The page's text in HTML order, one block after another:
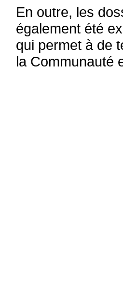
En outre, les
également été
qui permet à de
la Communauté